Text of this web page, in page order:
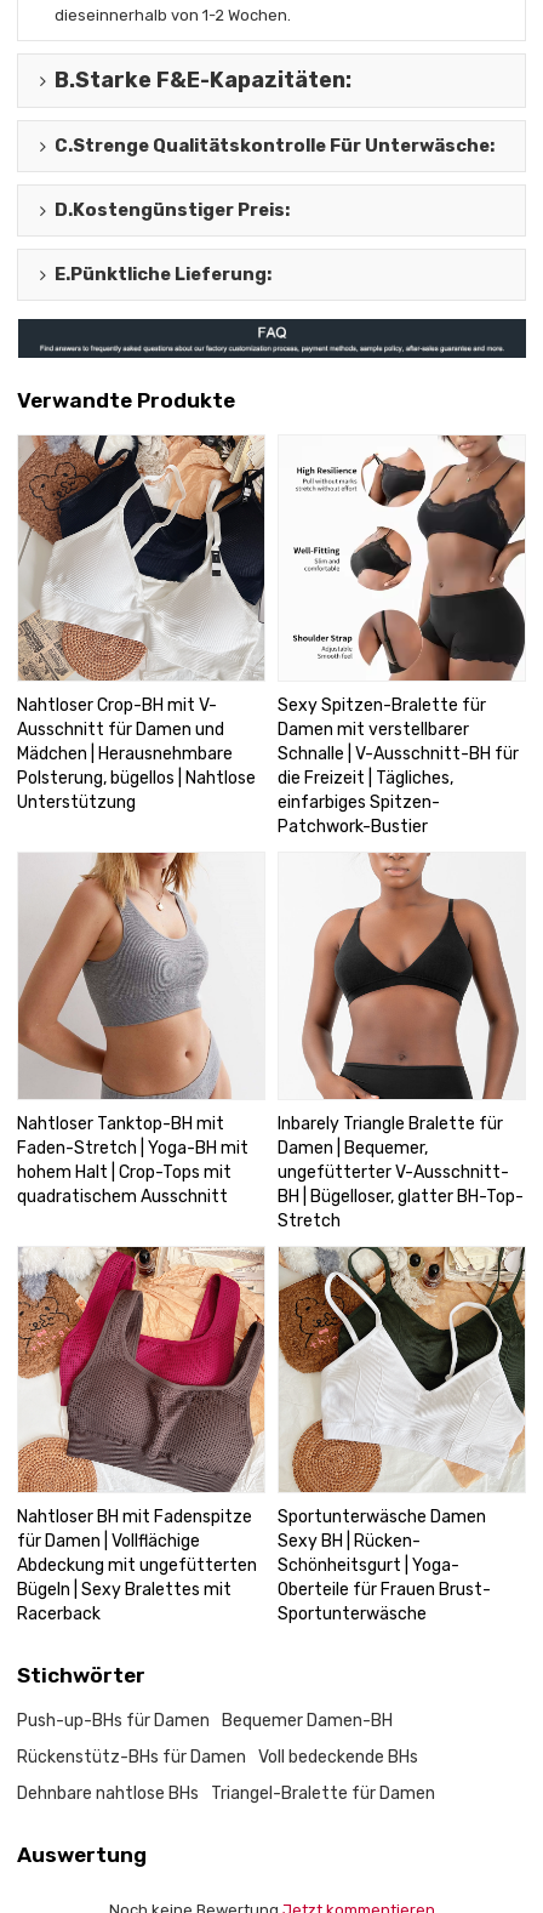
dieseinnerhalb von 1-2 Wochen.
B.Starke F&E-Kapazitäten:
C.Strenge Qualitätskontrolle Für Unterwäsche:
D.Kostengünstiger Preis:
E.Pünktliche Lieferung:
Verwandte Produkte
Nahtloser Crop-BH mit V-
Ausschnitt für Damen und
Mädchen | Herausnehmbare
Polsterung, bügellos | Nahtlose
Unterstützung
Sexy Spitzen-Bralette für
Damen mit verstellbarer
Schnalle | V-Ausschnitt-BH für
die Freizeit | Tägliches,
einfarbiges Spitzen-
Patchwork-Bustier
Nahtloser Tanktop-BH mit
Faden-Stretch | Yoga-BH mit
hohem Halt | Crop-Tops mit
quadratischem Ausschnitt
Inbarely Triangle Bralette für
Damen | Bequemer,
ungefütterter V-Ausschnitt-
BH | Bügelloser, glatter BH-Top-
Stretch
Nahtloser BH mit Fadenspitze
für Damen | Vollflächige
Abdeckung mit ungefütterten
Bügeln | Sexy Bralettes mit
Racerback
Sportunterwäsche Damen
Sexy BH | Rücken-
Schönheitsgurt | Yoga-
Oberteile für Frauen Brust-
Sportunterwäsche
Stichwörter
Push-up-BHs für Damen
Bequemer Damen-BH
Rückenstütz-BHs für Damen
Voll bedeckende BHs
Dehnbare nahtlose BHs
Triangel-Bralette für Damen
Auswertung